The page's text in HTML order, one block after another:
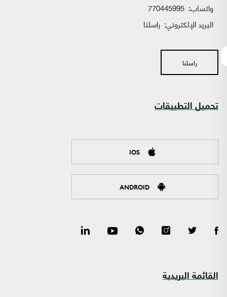
واتساب:
البريد الإلكتروني: راسلنا
راسلنا
تحميل التطبيقات
IOS
ANDROID
القائمة البريدية